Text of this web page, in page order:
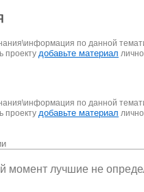
по данной
проекту добавьте материал лично
по данной
проекту добавьте материал лично
момент лучшие не